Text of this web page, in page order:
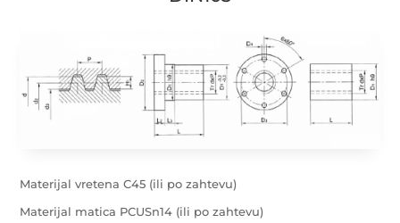
Materijal vretena C45 (ili po zahtevu)
Materijal matica PCUSn14 (ili po zahtevu)